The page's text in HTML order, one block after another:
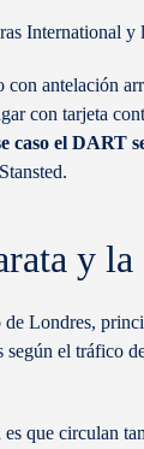
International
antelación
con tarjeta
caso el DART
y la
Londres,
el tráfico
que circulan